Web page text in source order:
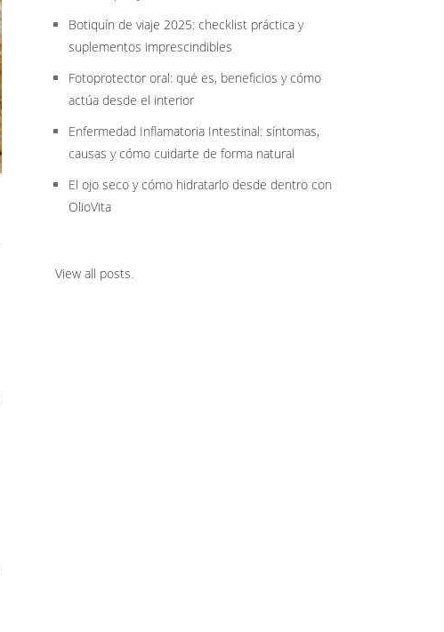
Botiquín de viaje 2025: checklist práctica y
suplementos imprescindibles
Fotoprotector oral: qué es, beneficios y cómo
actúa desde el interior
Enfermedad Inflamatoria Intestinal: síntomas,
causas y cómo cuidarte de forma natural
El ojo seco y cómo hidratarlo desde dentro con
OlioVita
View all posts.